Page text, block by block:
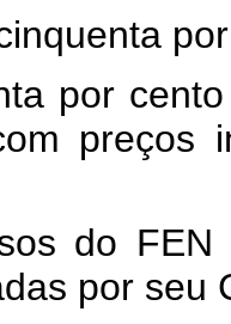
por
preços
do
por seu